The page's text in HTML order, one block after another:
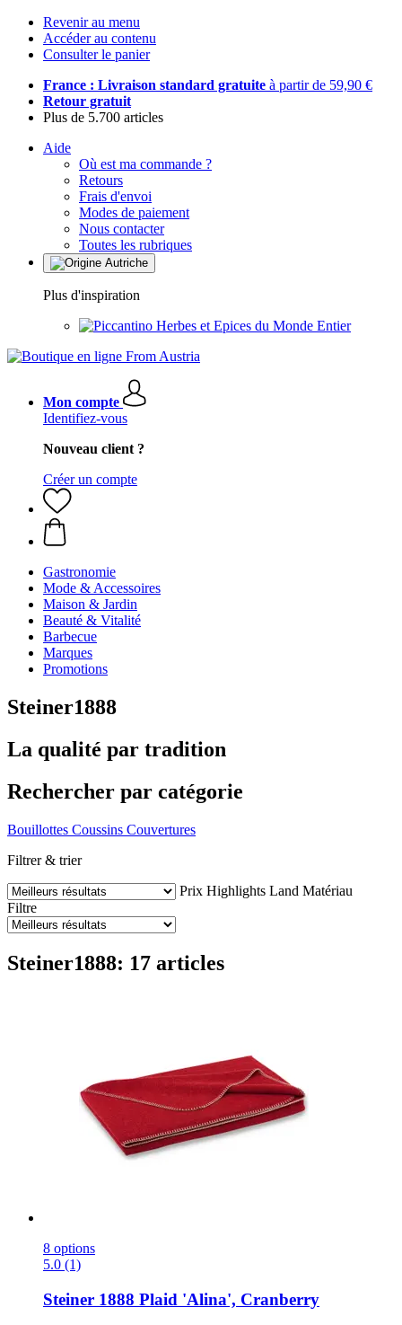
Revenir au menu
Accéder au contenu
Consulter le panier
France : Livraison standard gratuite à partir de 59,90 €
Retour gratuit
Plus de 5.700 articles
Aide
Où est ma commande ?
Retours
Frais d'envoi
Modes de paiement
Nous contacter
Toutes les rubriques
Plus d'inspiration
Herbes et Epices du Monde Entier
Mon compte
Identifiez-vous
Nouveau client ?
Créer un compte
Gastronomie
Mode & Accessoires
Maison & Jardin
Beauté & Vitalité
Barbecue
Marques
Promotions
Steiner1888
La qualité par tradition
Rechercher par catégorie
Bouillottes Coussins Couvertures
Filtrer & trier
Prix Highlights Land Matériau
Filtre
Steiner1888: 17 articles
8 options
5.0 (1)
Steiner 1888 Plaid 'Alina', Cranberry